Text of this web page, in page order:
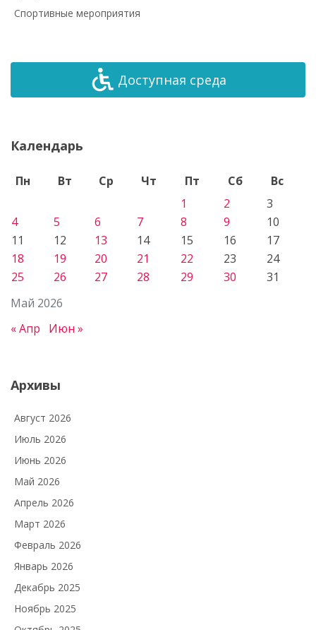
Спортивные мероприятия
Доступная среда
Календарь
Май 2026
Пн Вт Ср Чт Пт Сб
Вс
1
2
3
4
5 6 7 8 9
10
11
12 13 14 15 16
17
18
19 20 21 22 23
24
25
26 27 28 29 30 31
« Апр Июн »
Архивы
Август 2026
Июль 2026
Июнь 2026
Май 2026
Апрель 2026
Март 2026
Февраль 2026
Январь 2026
Декабрь 2025
Ноябрь 2025